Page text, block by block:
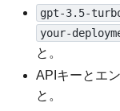
gpt-3.5-
your-
と。
APIキーとエ
と。